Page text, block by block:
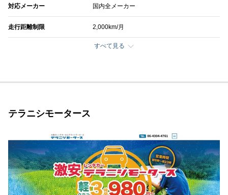
対応メーカー 国内全メーカー
走行距離制限 2,000km/月
すべて見る
テラニシモータース